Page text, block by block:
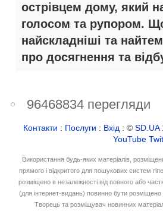
острівцем дому, який
голосом та рупором.
найскладніші та
про досягнення та
96468834 перегляди
Контакти : Послуги : Вхід : ©SD.UA
YouTube
Використання будь-яких матеріалів,
прямого і відкритого для пошукових систем
розміщено в незалежності від повного або
(для інтернет-видань) повинно бути
Творець та розміщувач новинних